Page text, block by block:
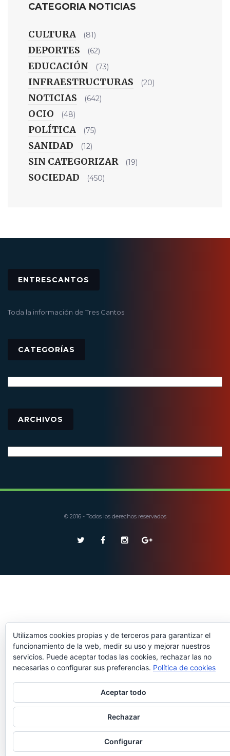
CATEGORIA NOTICIAS
CULTURA (81)
DEPORTES (62)
EDUCACIÓN (73)
INFRAESTRUCTURAS (20)
NOTICIAS (642)
OCIO (48)
POLÍTICA (75)
SANIDAD (12)
SIN CATEGORIZAR (19)
SOCIEDAD (450)
ENTRESCANTOS
Toda la información de Tres Cantos
CATEGORÍAS
ARCHIVOS
© 2016 - Todos los derechos reservados
Utilizamos cookies propias y de terceros para garantizar el
funcionamiento de la web, medir su uso y mejorar nuestros
servicios. Puede aceptar todas las cookies, rechazar las no
necesarias o configurar sus preferencias. Política de cookies
Aceptar todo
Rechazar
Configurar